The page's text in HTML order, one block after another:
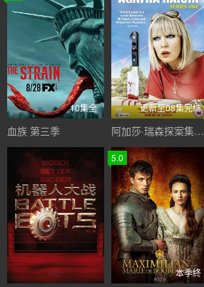
10集全
血族 第三季
更新至08集完结
阿加莎·瑞森探案集第一季
5.0
本季终